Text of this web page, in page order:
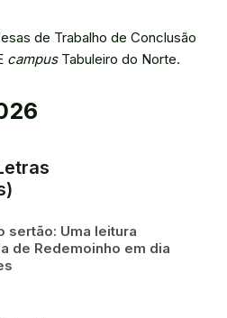
de Trabalho de Conclusão
campusTabuleiro do Norte.
sertão: Uma leitura
de Redemoinho em dia